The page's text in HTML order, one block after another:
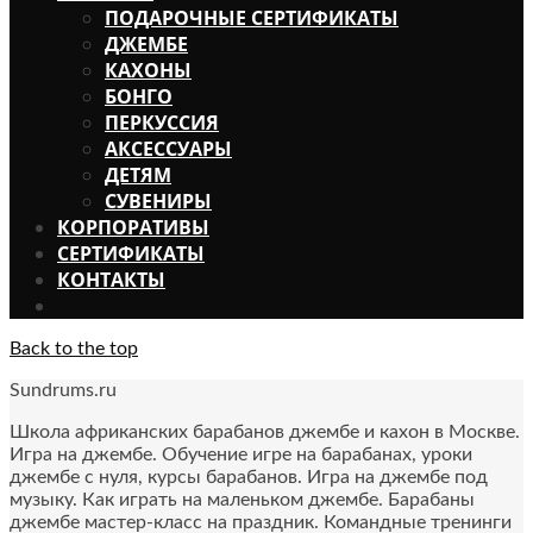
ПОДАРОЧНЫЕ СЕРТИФИКАТЫ
ДЖЕМБЕ
КАХОНЫ
БОНГО
ПЕРКУССИЯ
АКСЕССУАРЫ
ДЕТЯМ
СУВЕНИРЫ
КОРПОРАТИВЫ
СЕРТИФИКАТЫ
КОНТАКТЫ
Back to the top
Sundrums.ru
Школа африканских барабанов джембе и кахон в Москве.
Игра на джембе. Обучение игре на барабанах, уроки
джембе с нуля, курсы барабанов. Игра на джембе под
музыку. Как играть на маленьком джембе. Барабаны
джембе мастер-класс на праздник. Командные тренинги